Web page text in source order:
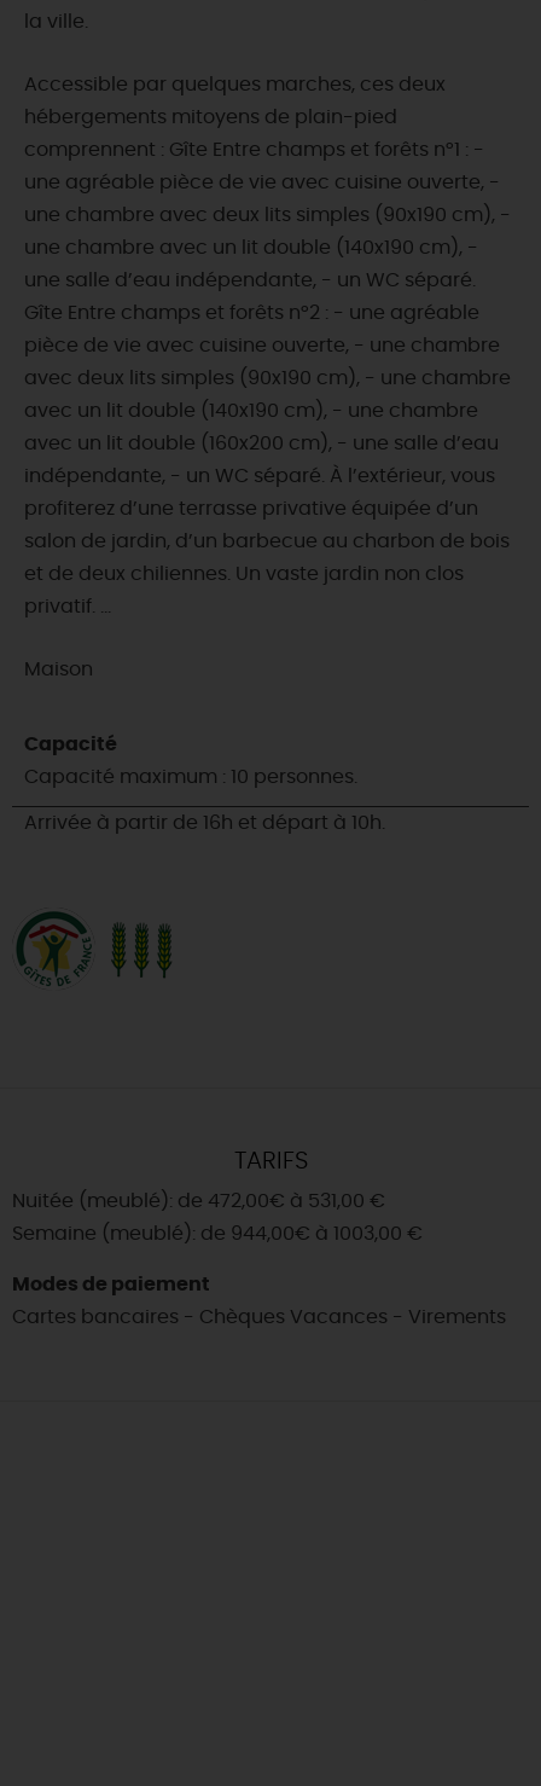
la ville.
Accessible par quelques marches, ces deux
hébergements mitoyens de plain-pied
comprennent : Gîte Entre champs et forêts n°1 : -
une agréable pièce de vie avec cuisine ouverte, -
une chambre avec deux lits simples (90x190 cm), -
une chambre avec un lit double (140x190 cm), -
une salle d’eau indépendante, - un WC séparé.
Gîte Entre champs et forêts n°2 : - une agréable
pièce de vie avec cuisine ouverte, - une chambre
avec deux lits simples (90x190 cm), - une chambre
avec un lit double (140x190 cm), - une chambre
avec un lit double (160x200 cm), - une salle d’eau
indépendante, - un WC séparé. À l’extérieur, vous
profiterez d’une terrasse privative équipée d’un
salon de jardin, d’un barbecue au charbon de bois
et de deux chiliennes. Un vaste jardin non clos
privatif. ...
Maison
Capacité
Capacité maximum : 10 personnes.
Arrivée à partir de 16h et départ à 10h.
TARIFS
Nuitée (meublé): de 472,00€ à 531,00 €
Semaine (meublé): de 944,00€ à 1003,00 €
Modes de paiement
Cartes bancaires - Chèques Vacances - Virements